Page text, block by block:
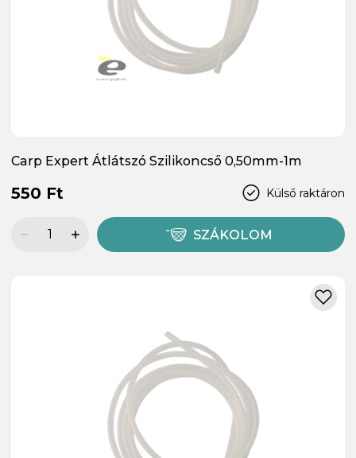
Carp Expert Átlátszó Szilikoncső 0,50mm-1m
Külső raktáron
550 Ft
SZÁKOLOM